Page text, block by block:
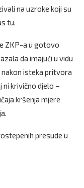
na uzroke koji su
tu.
ZKP-a u gotovo
da imajući u vidu
nakon isteka pritvora
ni krivično djelo –
kršenja mjere
presude u